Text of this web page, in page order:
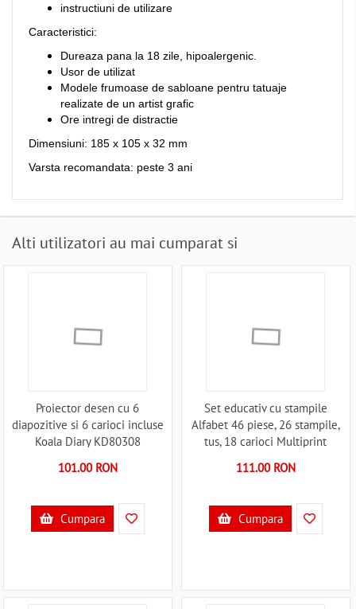
instructiuni de utilizare
Caracteristici:
Dureaza pana la 18 zile, hipoalergenic.
Usor de utilizat
Modele frumoase de sabloane pentru tatuaje
realizate de un artist grafic
Ore intregi de distractie
Dimensiuni: 185 x 105 x 32 mm
Varsta recomandata: peste 3 ani
Alti utilizatori au mai cumparat si
Proiector desen cu 6
diapozitive si 6 carioci incluse
Koala Diary KD80308
101.00 RON
Cumpara
Set educativ cu stampile
Alfabet 46 piese, 26 stampile,
tus, 18 carioci Multiprint
111.00 RON
Cumpara